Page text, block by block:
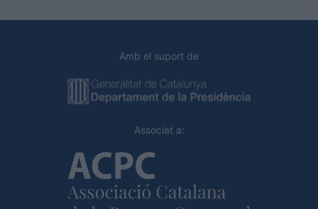
Amb el suport de
Associat a: